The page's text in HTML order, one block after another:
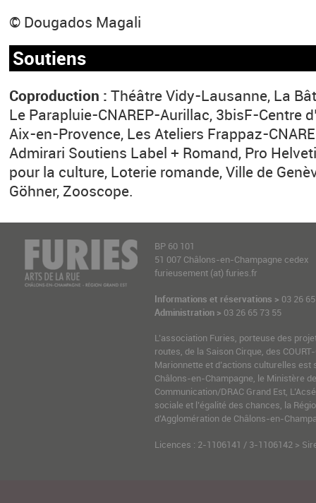
© Dougados Magali
Soutiens
Coproduction : Théâtre Vidy-Lausanne, La
Le Parapluie-CNAREP-Aurillac, 3bisF-Centre
Aix-en-Provence, Les Ateliers Frappaz-
Admirari Soutiens Label + Romand, Pro
pour la culture, Loterie romande, Ville de
Göhner, Zooscope.
BP 60 101
51 007 Châlons-en-Champagne cedex
furieusement (at) furies.fr
Informations et réservations > 03 26
Administration > 03 26 65 73 55
L’association Furies, porteuse des
routes, de la Saison Cirque, des
Marionnette et d’actions culturelles est
Châlons-en-Champagne, le Ministère
Communication/DRAC Grand Est,
sociale et l’égalité des chances, la
d’Agglomération de Châlons-en-
Licences : 2-1106141 / 3-1106142 >